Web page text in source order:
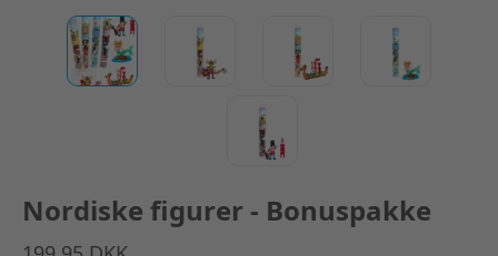
Nordiske figurer - Bonuspakke